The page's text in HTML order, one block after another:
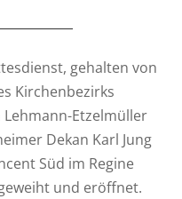
gehalten von
Kirchenbezirks
Etzelmüller
Dekan Karl Jung
Süd im Regine
und eröffnet.